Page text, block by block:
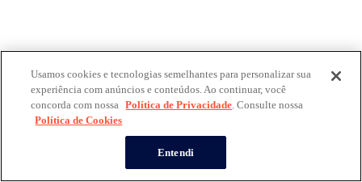
Usamos cookies e tecnologias semelhantes para personalizar sua
experiência com anúncios e conteúdos. Ao continuar, você
concorda com nossa Política de Privacidade. Consulte nossa
Política de Cookies
Entendi